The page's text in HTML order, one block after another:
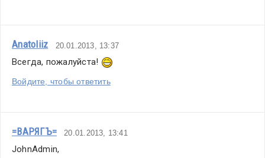
Anatoliiz 20.01.2013, 13:37
Всегда, пожалуйста!
Войдите, чтобы ответить
=ВАРЯГЪ= 20.01.2013, 13:41
JohnAdmin,